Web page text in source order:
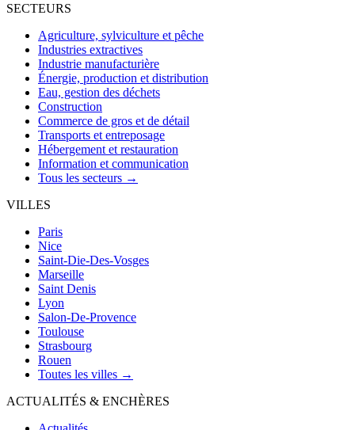
SECTEURS
Agriculture, sylviculture et pêche
Industries extractives
Industrie manufacturière
Énergie, production et distribution
Eau, gestion des déchets
Construction
Commerce de gros et de détail
Transports et entreposage
Hébergement et restauration
Information et communication
Tous les secteurs →
VILLES
Paris
Nice
Saint-Die-Des-Vosges
Marseille
Saint Denis
Lyon
Salon-De-Provence
Toulouse
Strasbourg
Rouen
Toutes les villes →
ACTUALITÉS & ENCHÈRES